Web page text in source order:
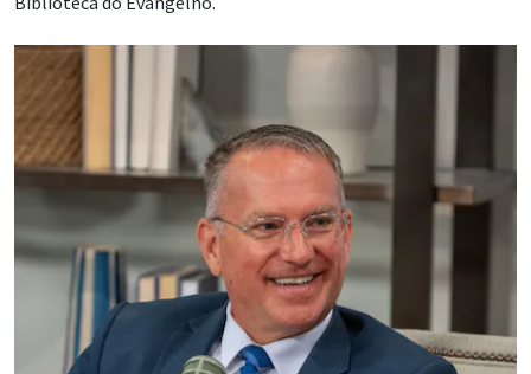
Por meio de Sua indispensabilidade
Por meio de Seu papel primordial em todos os assuntos
de Deus com Seus filhos.
Em relação ao primeiro ponto, a divindade de Cristo,
Anderson disse que os santos dos últimos dias sabem que a
Trindade é composta por três seres distintos: o Pai, o Filho e o
Espírito Santo. E embora este seja um conhecimento
maravilhoso, ele pode levar as pessoas a separarem tanto os
três que, inadvertidamente, “desfazem” a divindade do
Salvador.